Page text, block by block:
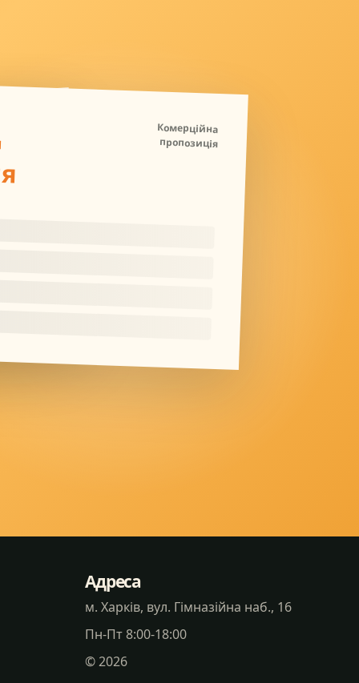
Комерційна
пропозиція
Адреса
м. Харків, вул. Гімназійна наб., 16
Пн-Пт 8:00-18:00
©2026